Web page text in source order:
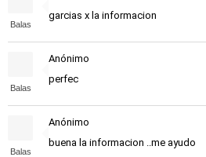
Balas
garcias x la informacion
Balas
Anónimo
perfec
Balas
Anónimo
buena la informacion ..me ayudo